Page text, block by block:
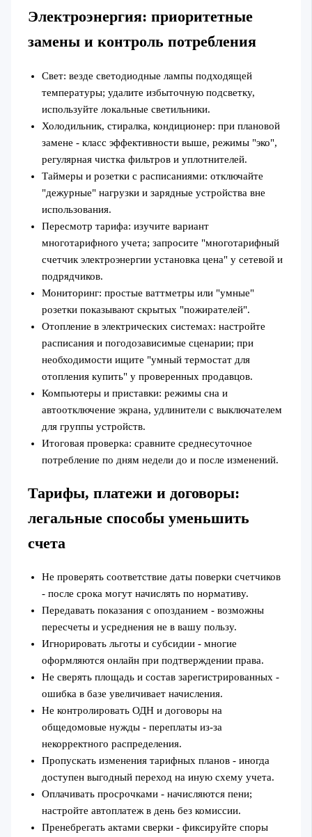
Электроэнергия: приоритетные
замены и контроль потребления
Свет: везде светодиодные лампы подходящей
температуры; удалите избыточную подсветку,
используйте локальные светильники.
Холодильник, стиралка, кондиционер: при плановой
замене - класс эффективности выше, режимы "эко",
регулярная чистка фильтров и уплотнителей.
Таймеры и розетки с расписаниями: отключайте
"дежурные" нагрузки и зарядные устройства вне
использования.
Пересмотр тарифа: изучите вариант
многотарифного учета; запросите "многотарифный
счетчик электроэнергии установка цена" у сетевой и
подрядчиков.
Мониторинг: простые ваттметры или "умные"
розетки показывают скрытых "пожирателей".
Отопление в электрических системах: настройте
расписания и погодозависимые сценарии; при
необходимости ищите "умный термостат для
отопления купить" у проверенных продавцов.
Компьютеры и приставки: режимы сна и
автоотключение экрана, удлинители с выключателем
для группы устройств.
Итоговая проверка: сравните среднесуточное
потребление по дням недели до и после изменений.
Тарифы, платежи и договоры:
легальные способы уменьшить
счета
Не проверять соответствие даты поверки счетчиков
- после срока могут начислять по нормативу.
Передавать показания с опозданием - возможны
пересчеты и усреднения не в вашу пользу.
Игнорировать льготы и субсидии - многие
оформляются онлайн при подтверждении права.
Не сверять площадь и состав зарегистрированных -
ошибка в базе увеличивает начисления.
Не контролировать ОДН и договоры на
общедомовые нужды - переплаты из-за
некорректного распределения.
Пропускать изменения тарифных планов - иногда
доступен выгодный переход на иную схему учета.
Оплачивать просрочками - начисляются пени;
настройте автоплатеж в день без комиссии.
Пренебрегать актами сверки - фиксируйте споры